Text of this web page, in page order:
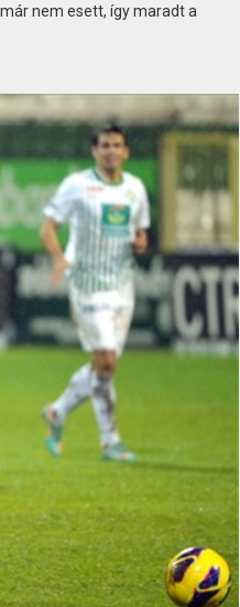
nem esett, így maradt a